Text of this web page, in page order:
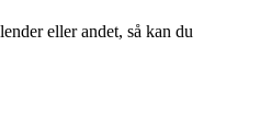
eller andet, så kan du